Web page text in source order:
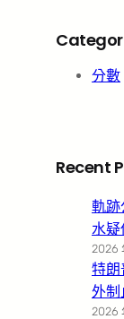
分數
Recent
軌跡
水疑
2026
特朗
外制
2026